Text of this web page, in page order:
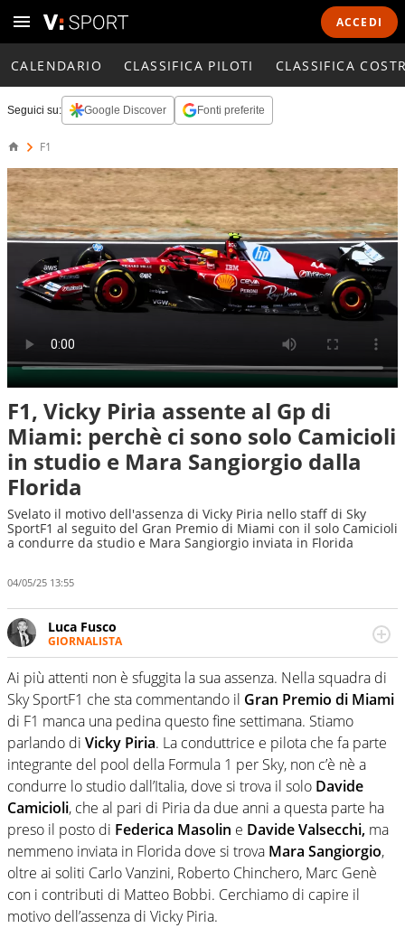
ACCEDI
CALENDARIO CLASSIFICA PILOTI CLASSIFICA
Seguici su: Google Discover Fonti preferite
F1
F1, Vicky Piria assente al Gp di
Miami: perchè ci sono solo Camicioli
in studio e Mara Sangiorgio dalla
Florida
Svelato il motivo dell'assenza di Vicky Piria nello staff di Sky
SportF1 al seguito del Gran Premio di Miami con il solo Camicioli
a condurre da studio e Mara Sangiorgio inviata in Florida
04/05/25 13:55
Luca Fusco
GIORNALISTA
Giornalista multimediale. Quando si accendono i motori,
lui sgasa, impenna, derapa. E spesso e volentieri finisce
sul podio
Ai più attenti non è sfuggita la sua assenza. Nella squadra di
Sky SportF1 che sta commentando il Gran Premio di Miami
di F1 manca una pedina questo fine settimana. Stiamo
parlando di Vicky Piria. La conduttrice e pilota che fa parte
integrante del pool della Formula 1 per Sky, non c’è nè a
condurre lo studio dall’Italia, dove si trova il solo Davide
Camicioli, che al pari di Piria da due anni a questa parte ha
preso il posto di Federica Masolin e Davide Valsecchi, ma
nemmeno inviata in Florida dove si trova Mara Sangiorgio,
oltre ai soliti Carlo Vanzini, Roberto Chinchero, Marc Genè
con i contributi di Matteo Bobbi. Cerchiamo di capire il
motivo dell’assenza di Vicky Piria.